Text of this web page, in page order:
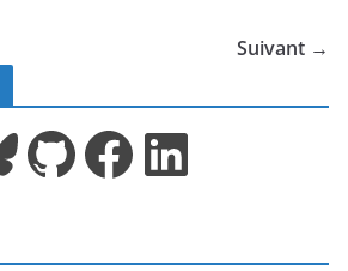
Suivant →
GitHub Facebook LinkedIn